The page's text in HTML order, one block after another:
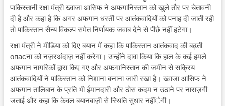
पाकिस्तानी रक्षा मंत्री ख्वाजा आसिफ ने अफगानिस्तान को खुले तौर पर चेतावनी
दी है और कहा है कि अगर अफगान धरती पर आतंकवादियों को पनाह दी जाती रही
तो पाकिस्तान सैन्य विकल्प समेत निर्णायक जवाब देने से पीछे नहीं हटेगा।
रक्षा मंत्री ने मीडिया को दिए बयान में कहा कि पाकिस्तान आतंकवाद की बढ़ती
опасना को नज़रअंदाज़ नहीं करेगा। उन्होंने दावा किया कि हाल के कई हमले
अफगान नागरिकों द्वारा किए गए और अफगानिस्तान की जमीन से सक्रिय
आतंकवादियों ने पाकिस्तान को निशाना बनाना जारी रखा है। ख्वाजा आसिफ ने
अफगान तालिबान के प्रति भी ईमानदारी और ठोस कदम न उठाने पर नाराज़गी
जताई और कहा कि केवल बयानबाज़ी से स्थिति सुधार नहींेगी।